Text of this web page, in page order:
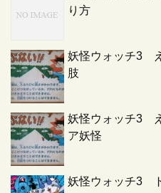
り方
妖怪ウォッチ3
肢
妖怪ウォッチ3
ア妖怪
妖怪ウォッチ3